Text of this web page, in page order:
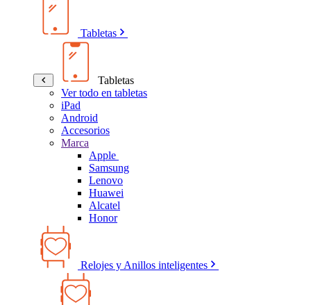
Tabletas
Tabletas
Ver todo en tabletas
iPad
Android
Accesorios
Marca
Apple
Samsung
Lenovo
Huawei
Alcatel
Honor
Relojes y Anillos inteligentes